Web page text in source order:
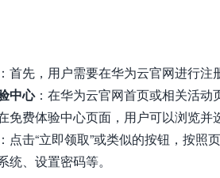
：首先，用户需要在华为云官网进行注
中心：在华为云官网首页或相关活动
免费体验中心页面，用户可以浏览并
：点击“立即领取”或类似的按钮，按
统、设置密码等。